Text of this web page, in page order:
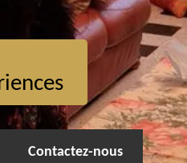
Contactez-nous